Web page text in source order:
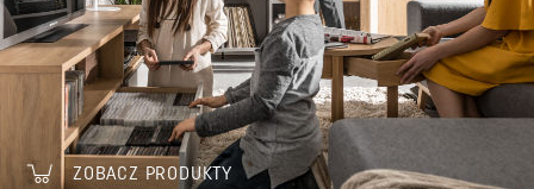
ZOBACZ PRODUKTY